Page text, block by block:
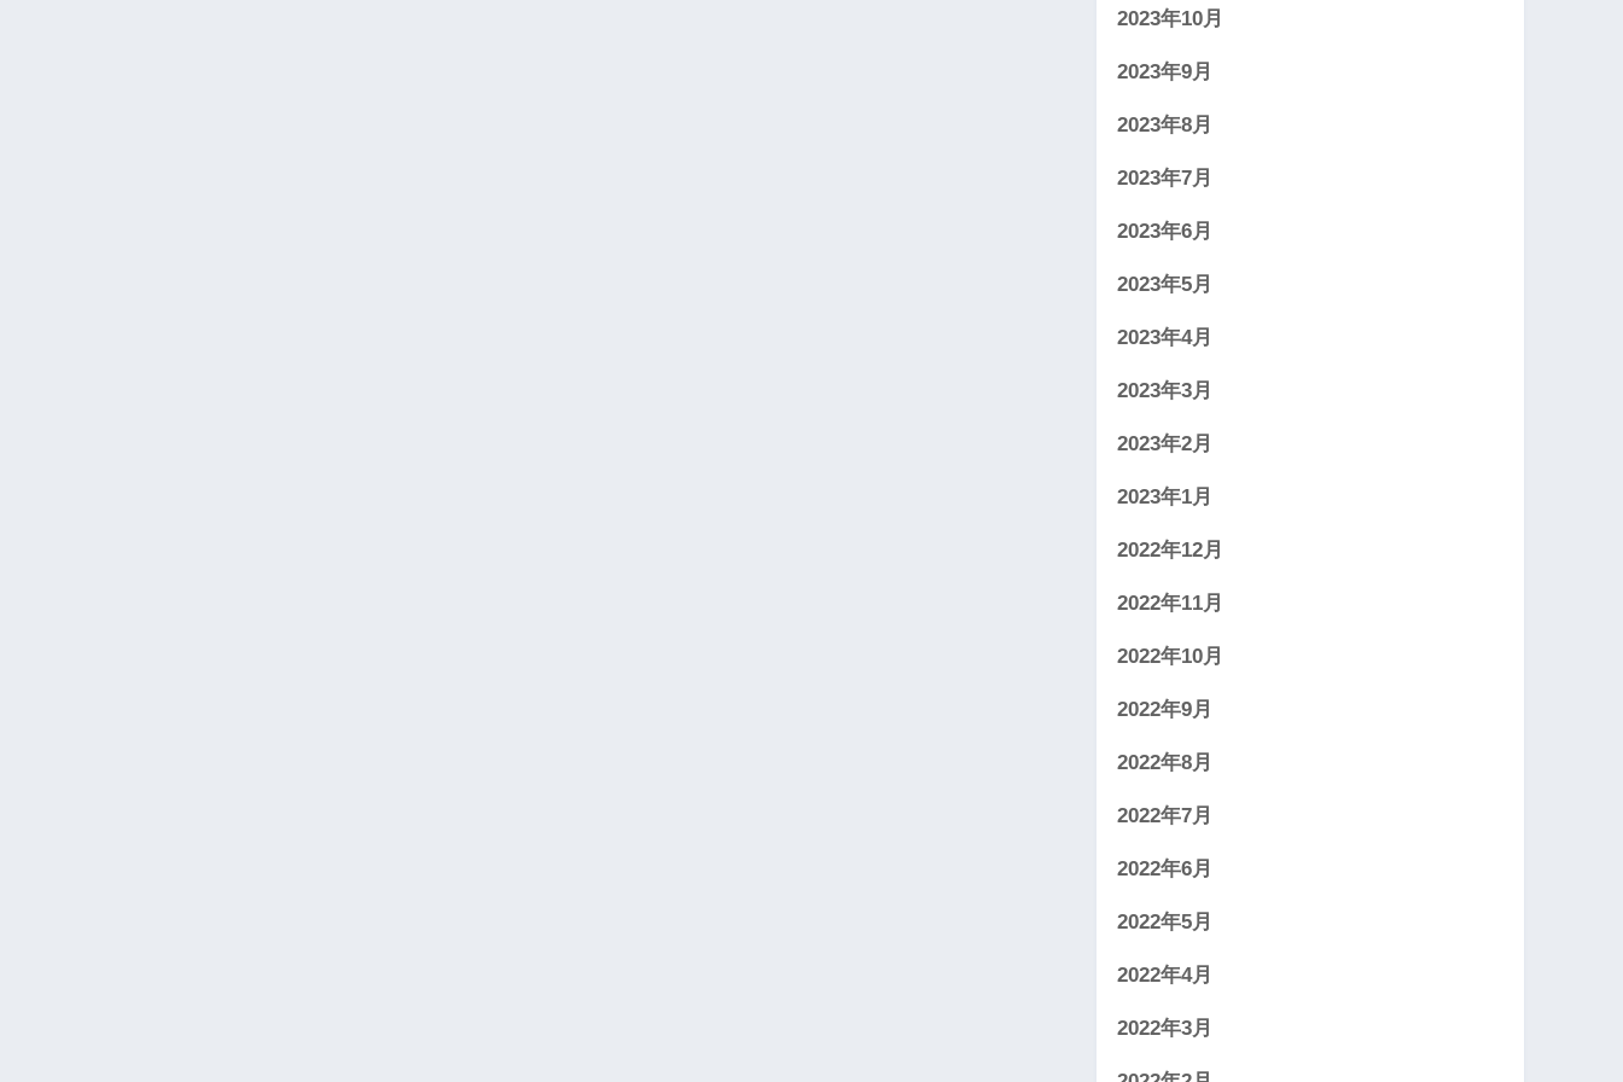
2023年10月
2023年9月
2023年8月
2023年7月
2023年6月
2023年5月
2023年4月
2023年3月
2023年2月
2023年1月
2022年12月
2022年11月
2022年10月
2022年9月
2022年8月
2022年7月
2022年6月
2022年5月
2022年4月
2022年3月